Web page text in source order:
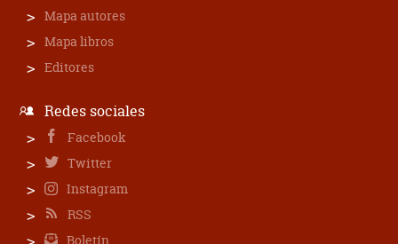
Mapa autores
Mapa libros
Editores
Redes sociales
Facebook
Twitter
Instagram
RSS
Boletín